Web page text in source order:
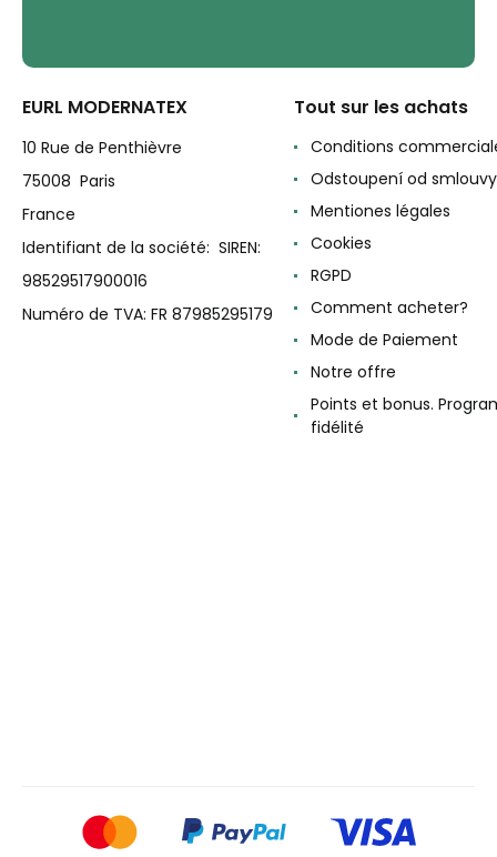
EURL MODERNATEX
10 Rue de Penthièvre
75008 Paris
France
Identifiant de la société: SIREN:
98529517900016
Numéro de TVA: FR 87985295179
Tout sur les achats
Conditions
Odstoupení od smlouvy
Mentiones légales
Cookies
RGPD
Comment acheter?
Mode de Paiement
Notre offre
Points et bonus.
fidélité